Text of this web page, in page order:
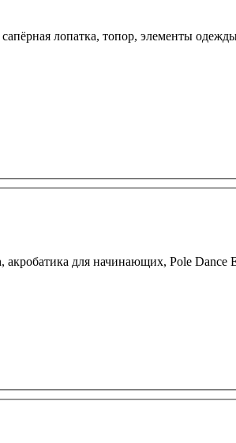
лопатка, топор, элементы
для начинающих, Pole Dance